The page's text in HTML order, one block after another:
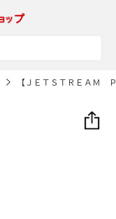
【ＪＥＴＳＴＲＥＡＭ